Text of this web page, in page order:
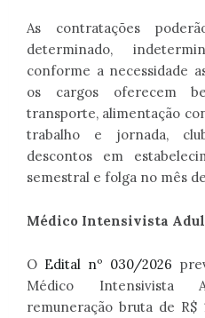
As contratações
determinado,
conforme a necessidade
os cargos oferecem
transporte, alimentação
trabalho e jornada,
descontos em
semestral e folga no mês
Médico Intensivista
O Edital nº 030/2026
Médico Intensivista
remuneração bruta de R$